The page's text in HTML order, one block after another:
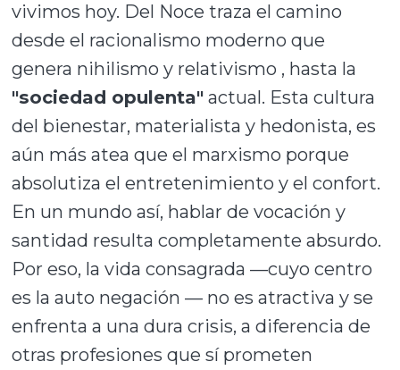
vivimos hoy. Del Noce traza el camino
desde el racionalismo moderno que
genera nihilismo y relativismo , hasta la
"sociedad opulenta" actual. Esta cultura
del bienestar, materialista y hedonista, es
aún más atea que el marxismo porque
absolutiza el entretenimiento y el confort.
En un mundo así, hablar de vocación y
santidad resulta completamente absurdo.
Por eso, la vida consagrada —cuyo centro
es la auto negación — no es atractiva y se
enfrenta a una dura crisis, a diferencia de
otras profesiones que sí prometen